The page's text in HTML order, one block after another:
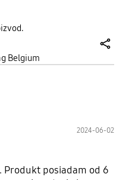
Belgium
2024-06-02
Produkt posiadam od 6